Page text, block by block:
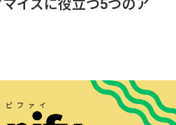
イズに役立つ5つのア